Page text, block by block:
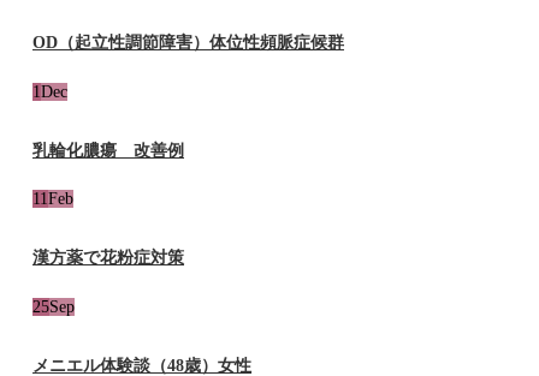
OD（起立性調節障害）体位性頻脈症候群
1Dec
乳輪化膿瘍 改善例
11Feb
漢方薬で花粉症対策
25Sep
メニエル体験談（48歳）女性